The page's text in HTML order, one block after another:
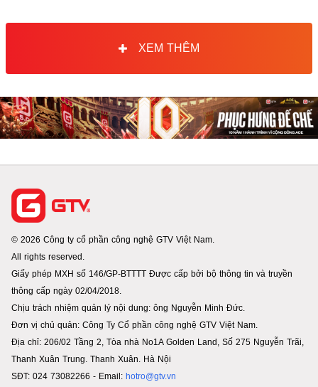
XEM THÊM
© 2026 Công ty cổ phần công nghệ GTV Việt Nam.
All rights reserved.
Giấy phép MXH số 146/GP-BTTTT Được cấp bởi bộ thông tin và truyền
thông cấp ngày 02/04/2018.
Chịu trách nhiệm quản lý nội dung: ông Nguyễn Minh Đức.
Đơn vị chủ quản: Công Ty Cổ phần công nghệ GTV Việt Nam.
Địa chỉ: 206/02 Tầng 2, Tòa nhà No1A Golden Land, Số 275 Nguyễn Trãi,
Thanh Xuân Trung. Thanh Xuân. Hà Nội
SĐT: 024 73082266 - Email: hotro@gtv.vn